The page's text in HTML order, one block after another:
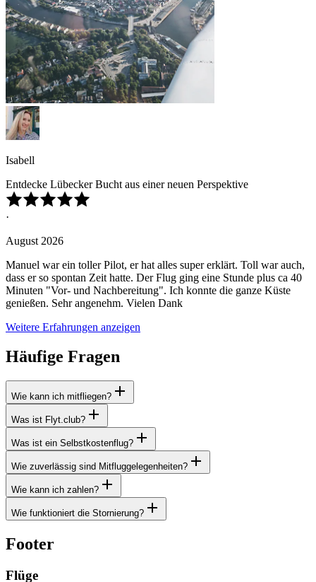
Isabell
Entdecke Lübecker Bucht aus einer neuen Perspektive
·
August 2026
Manuel war ein toller Pilot, er hat alles super erklärt. Toll war auch,
dass er so spontan Zeit hatte. Der Flug ging eine Stunde plus ca 40
Minuten "Vor- und Nachbereitung". Ich konnte die ganze Küste
genießen. Sehr angenehm. Vielen Dank
Weitere Erfahrungen anzeigen
Häufige Fragen
Wie kann ich mitfliegen?
Was ist Flyt.club?
Was ist ein Selbstkostenflug?
Wie zuverlässig sind Mitfluggelegenheiten?
Wie kann ich zahlen?
Wie funktioniert die Stornierung?
Footer
Flüge